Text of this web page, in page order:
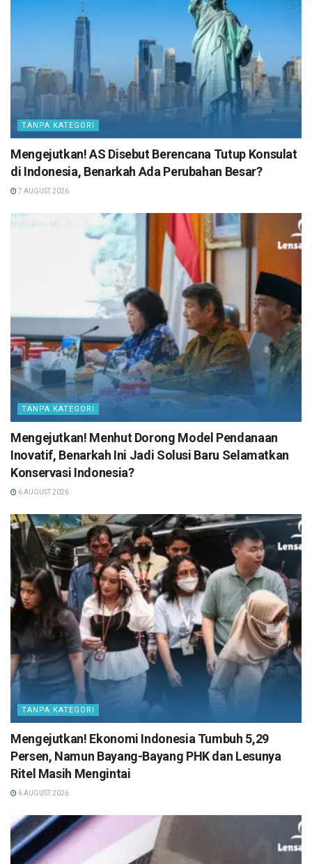
TANPA KATEGORI
Mengejutkan! AS Disebut Berencana Tutup Konsulat
di Indonesia, Benarkah Ada Perubahan Besar?
7 AUGUST 2026
TANPA KATEGORI
Mengejutkan! Menhut Dorong Model Pendanaan
Inovatif, Benarkah Ini Jadi Solusi Baru Selamatkan
Konservasi Indonesia?
6 AUGUST 2026
TANPA KATEGORI
Mengejutkan! Ekonomi Indonesia Tumbuh 5,29
Persen, Namun Bayang-Bayang PHK dan Lesunya
Ritel Masih Mengintai
6 AUGUST 2026